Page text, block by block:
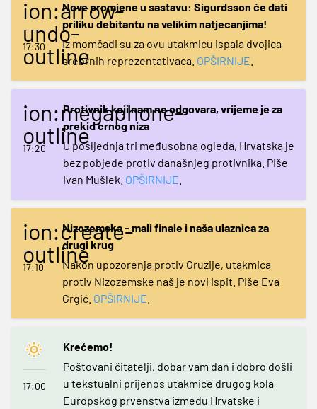
ion:arrow-
undo-
outline
17:30
Nove promjene u sastavu: Sigurdsson će dati
priliku debitantu na velikim natjecanjima!
Iz momčadi su za ovu utakmicu ispala dvojica
srebrnih reprezentativaca. OPŠIRNIJE
ion:megaphone-
outline
17:20
Protivnik koji nam ne odgovara, vrijeme je za
prekid crnog niza
U posljednja tri međusobna ogleda, Hrvatska je
bez pobjede protiv današnjeg protivnika. Piše
Ivan Mušlek. OPŠIRNIJE
ion:create-
outline
17:10
Nizozemska - mali finale i naša ulaznica za
drugi krug
Nakon upozorenja protiv Gruzije, utakmica
protiv Nizozemske naš je novi ispit. Piše Eva
Grgić. OPŠIRNIJE
17:00
Krećemo!
Poštovani čitatelji, dobar vam dan i dobro došli
u tekstualni prijenos utakmice drugog kola
Europskog prvenstva između Hrvatske i